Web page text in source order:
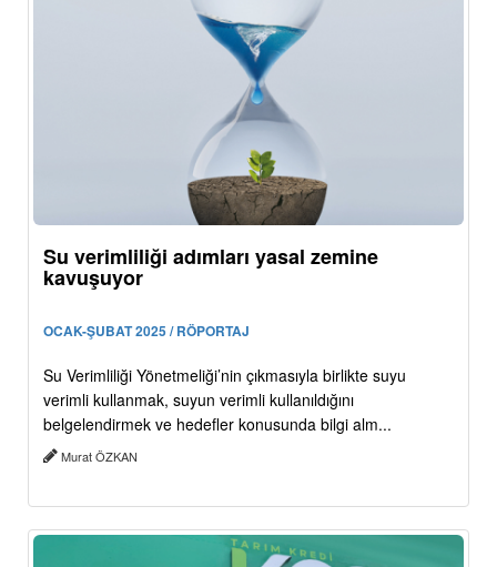
Su verimliliği adımları yasal zemine
kavuşuyor
OCAK-ŞUBAT 2025 / RÖPORTAJ
Su Verimliliği Yönetmeliği’nin çıkmasıyla birlikte suyu
verimli kullanmak, suyun verimli kullanıldığını
belgelendirmek ve hedefler konusunda bilgi alm...
Murat ÖZKAN